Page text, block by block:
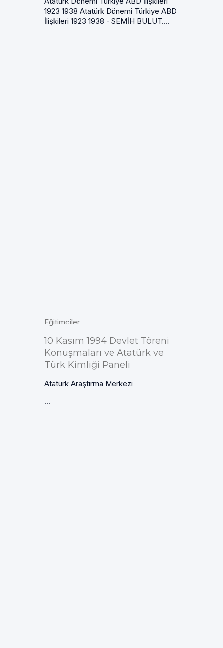
1923 1938 Atatürk Dönemi Türkiye ABD
İlişkileri 1923 1938 - SEMİH BULUT....
Eğitimciler
10 Kasım 1994 Devlet Töreni
Konuşmaları ve Atatürk ve
Türk Kimliği Paneli
Atatürk Araştırma Merkezi
...